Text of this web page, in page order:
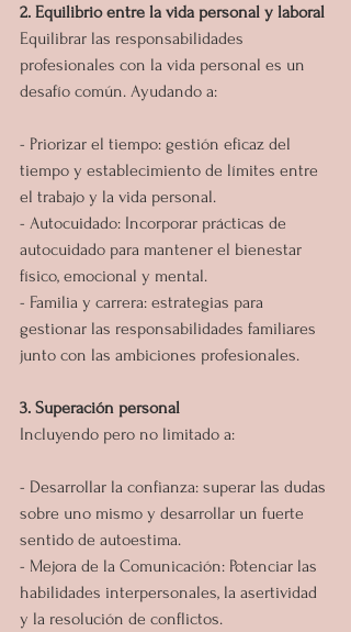
2. Equilibrio entre la vida personal y laboral
Equilibrar las responsabilidades
profesionales con la vida personal es un
desafío común. Ayudando a:
- Priorizar el tiempo: gestión eficaz del
tiempo y establecimiento de límites entre
el trabajo y la vida personal.
- Autocuidado: Incorporar prácticas de
autocuidado para mantener el bienestar
físico, emocional y mental.
- Familia y carrera: estrategias para
gestionar las responsabilidades familiares
junto con las ambiciones profesionales.
3. Superación personal
Incluyendo pero no limitado a:
- Desarrollar la confianza: superar las dudas
sobre uno mismo y desarrollar un fuerte
sentido de autoestima.
- Mejora de la Comunicación: Potenciar las
habilidades interpersonales, la asertividad
y la resolución de conflictos.